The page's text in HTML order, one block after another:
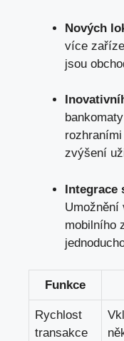
Nových
⁢více
jsou
zvýšení⁤
Integrace
Umožnění
mobilního
Funkce
Rychlost
⁤transakce